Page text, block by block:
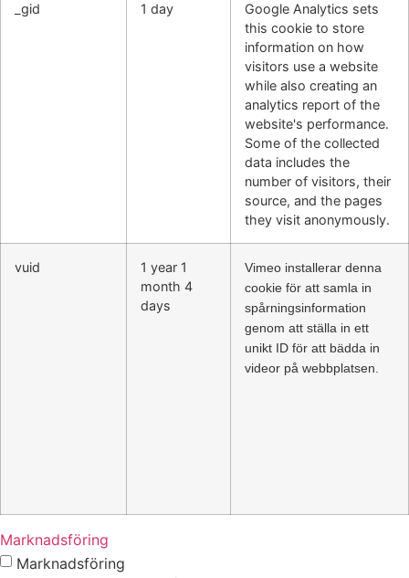
_gid 1 day
Google Analytics sets
this cookie to store
information on how
visitors use a website
while also creating an
analytics report of the
website's performance.
Some of the collected
data includes the
number of visitors, their
source, and the pages
they visit anonymously.
vuid
1 year 1
month 4
days
Vimeo installerar denna
cookie för att samla in
spårningsinformation
genom att ställa in ett
unikt ID för att bädda in
videor på webbplatsen.
Marknadsföring
Marknadsföring